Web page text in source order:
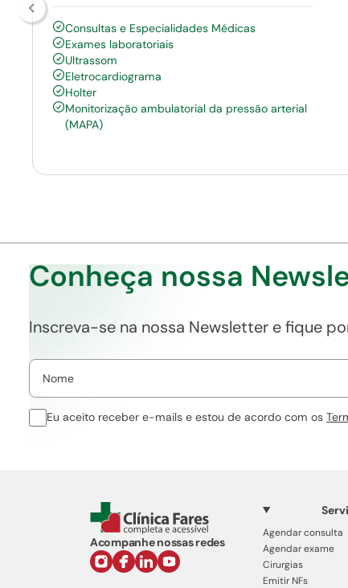
Consultas e Especialidades Médicas
Exames laboratoriais
Ultrassom
Eletrocardiograma
Holter
Monitorização ambulatorial da pressão arterial
(MAPA)
Conheça nossa
Inscreva-se na nossa Newsletter e fique
Eu aceito receber e-mails e estou de acordo com os
Acompanhe nossas redes
Agendar consulta
Agendar exame
Cirurgias
Emitir NFs